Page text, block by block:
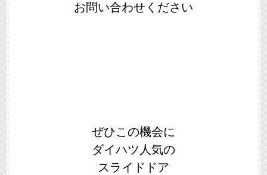
お問い合わせください
ぜひこの機会に
ダイハツ人気の
スライドドア